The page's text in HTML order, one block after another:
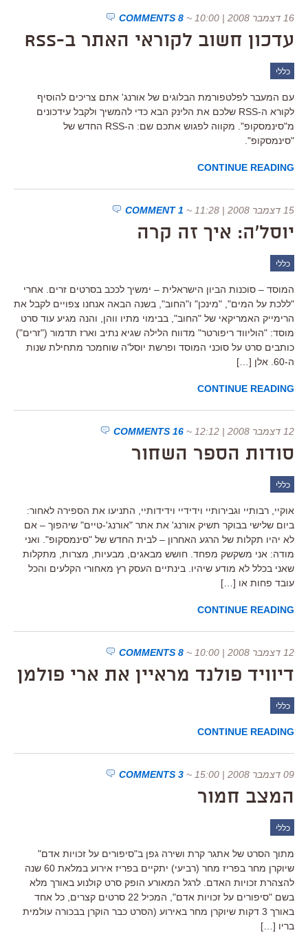
16 דצמבר 2008 | 10:00 ~
8 COMMENTS
עדכון חשוב לקוראי האתר ב-RSS
כללי
עם המעבר לפלטפורמת הבלוגים של אורנג' אתם צריכים להוסיף
לקורא ה-RSS שלכם את הלינק הבא כדי להמשיך ולקבל עידכונים
מ"סינמסקופ". מקווה לפגוש אתכם שם: ה-RSS החדש של
"סינמסקופ".
CONTINUE READING
15 דצמבר 2008 | 11:28 ~
1 COMMENT
יוסל'ה: איך זה קרה
כללי
המוסד – סוכנות הביון הישראלית – ימשיך לככב בסרטים זרים. אחרי
"ללכת על המים", "מינכן" ו"החוב", בשנה הבאה אנחנו צפויים לקבל את
הרימייק האמריקאי של "החוב", בבימוי מתיו ווהן, והנה מגיע עוד סרט
מוסד: "הוליווד ריפורטר" מדווח הלילה שגיא נתיב וארז תדמור ("זרים")
כותבים סרט על סוכני המוסד ופרשת יוסל'ה שוחמכר מתחילת שנות
ה-60. אלן […]
CONTINUE READING
12 דצמבר 2008 | 12:12 ~
16 COMMENTS
סודות הספר השחור
כללי
אוקיי, רבותיי וגבירותיי וידידיי וידידותיי, התניעו את הספירה לאחור:
ביום שלישי בבוקר תשיק אורנג' את אתר "אורנג'-טיים" שיהפוך – אם
לא יהיו תקלות של הרגע האחרון – לבית החדש של "סינמסקופ". ואני
מודה: אני משקשק מפחד. חושש מבאגים, מבעיות, מצרות, מתקלות
שאני בכלל לא מודע שיהיו. בינתיים העסק רץ מאחורי הקלעים והכל
עובד פחות או […]
CONTINUE READING
12 דצמבר 2008 | 10:00 ~
8 COMMENTS
דיוויד פולנד מראיין את ארי פולמן
כללי
CONTINUE READING
09 דצמבר 2008 | 15:00 ~
3 COMMENTS
המצב חמור
כללי
מתוך הסרט של אתגר קרת ושירה גפן ב"סיפורים על זכויות אדם"
שיוקרן מחר בפריז מחר (רביעי) יתקיים בפריז אירוע במלאת 60 שנה
להצהרת זכויות האדם. לרגל המאורע הופק סרט קולנוע באורך מלא
בשם "סיפורים על זכויות אדם", המכיל 22 סרטים קצרים, כל אחד
באורך 3 דקות שיוקרן מחר באירוע (הסרט כבר הוקרן בבכורה עולמית
בריו […]